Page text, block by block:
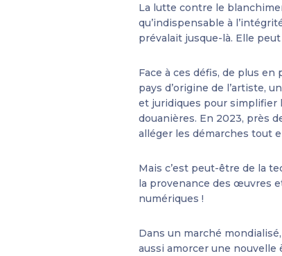
La lutte contre le
qu’indispensable à
prévalait jusque-là. Elle
Face à ces défis, de plus
pays d’origine de l’artiste,
et juridiques pour simplifier
douanières. En 2023, près
alléger les démarches tout
Mais c’est peut-être de la
la provenance des œuvres
numériques !
Dans un marché
aussi amorcer une